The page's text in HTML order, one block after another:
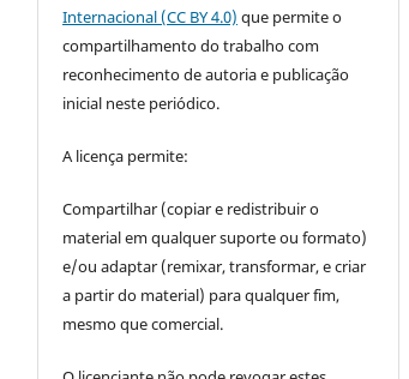
Internacional (CC BY 4.0) que permite o
compartilhamento do trabalho com
reconhecimento de autoria e publicação
inicial neste periódico.
A licença permite:
Compartilhar (copiar e redistribuir o
material em qualquer suporte ou formato)
e/ou adaptar (remixar, transformar, e criar
a partir do material) para qualquer fim,
mesmo que comercial.